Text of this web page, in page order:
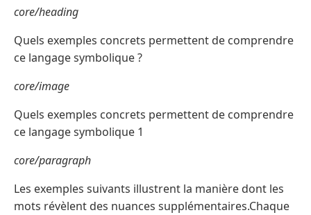
core/heading
Quels exemples concrets permettent de comprendre
ce langage symbolique ?
core/image
Quels exemples concrets permettent de comprendre
ce langage symbolique 1
core/paragraph
Les exemples suivants illustrent la manière dont les
mots révèlent des nuances supplémentaires.Chaque